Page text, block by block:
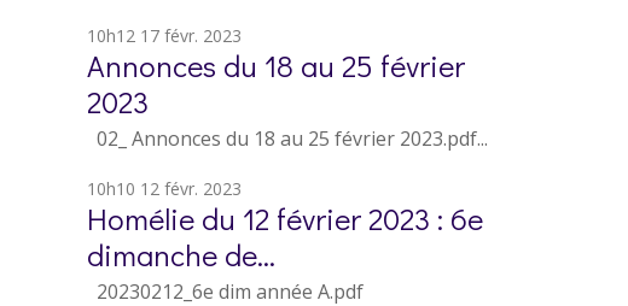
10h12 17 févr. 2023
Annonces du 18 au 25 février
2023
02_ Annonces du 18 au 25 février 2023.pdf...
10h10 12 févr. 2023
Homélie du 12 février 2023 : 6e
dimanche de...
20230212_6e dim année A.pdf